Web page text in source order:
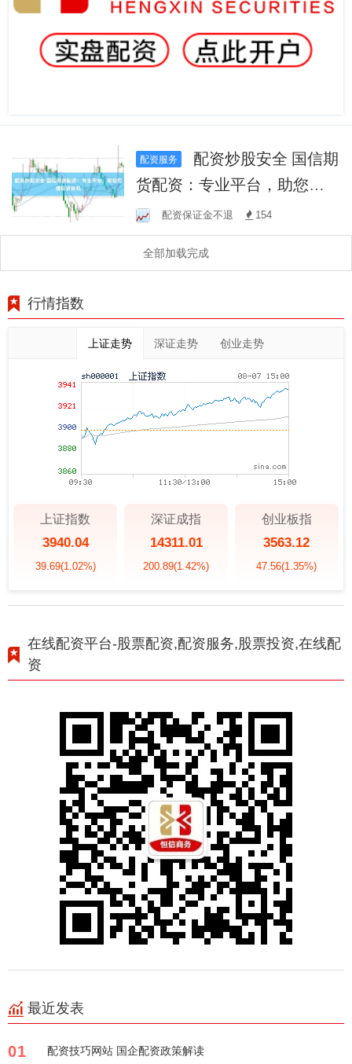
配资服务
货配资：专业平台，助您把
握投资良机
配资保证金不退 154
全部加载完成
行情指数
上证走势 深证走势 创业走势
上证指数
3940.04
39.69(1.02%)
深证成指
14311.01
200.89(1.42%)
创业板指
3563.12
47.56(1.35%)
在线配资平台-股票配资,配资服务,股票投资,在线配
资
最近发表
01 配资技巧网站 国企配资政策解读